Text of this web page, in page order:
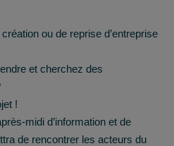
ou de reprise d’entreprise
et cherchez des
!
midi d’information et de
de rencontrer les acteurs du